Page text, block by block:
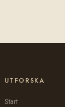
UTFORSKA
Start